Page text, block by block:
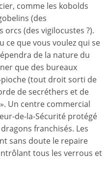
comme les kobolds
(des
orcs (des vigilocustes ?).
ce que vous voulez qui se
de la nature du
que des bureaux
(tout droit sorti de
de secréthers et de
Un centre commercial
de-la-Sécurité protégé
franchisés. Les
sans doute le repaire
tous les verrous et